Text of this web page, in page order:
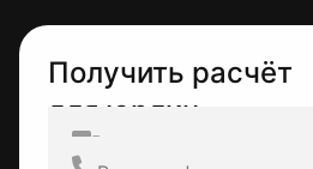
Получить расчёт
для юрлиц